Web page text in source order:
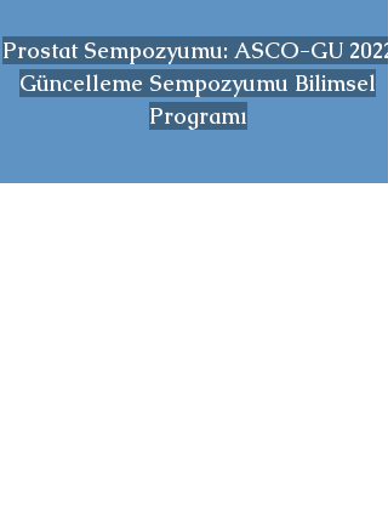
Prostat Sempozyumu: ASCO-GU 2022
Güncelleme Sempozyumu Bilimsel
Programı